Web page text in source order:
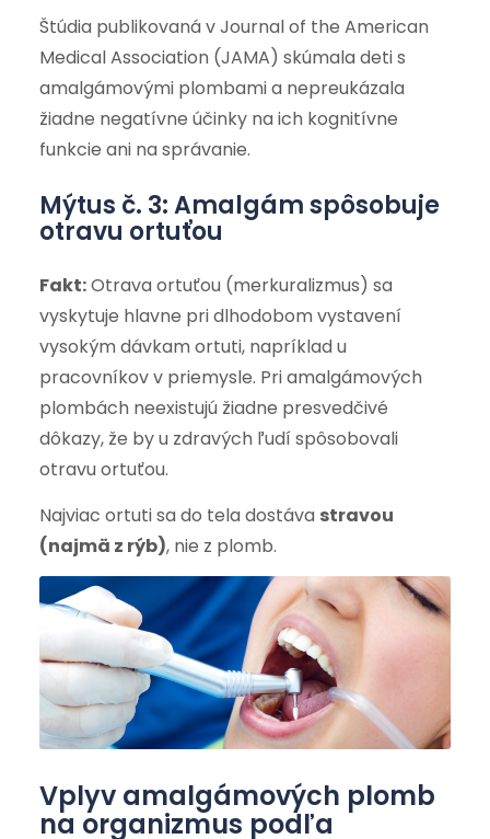
Štúdia publikovaná v Journal of the American
Medical Association (JAMA) skúmala deti s
amalgámovými plombami a nepreukázala
žiadne negatívne účinky na ich kognitívne
funkcie ani na správanie.
Mýtus č. 3: Amalgám spôsobuje
otravu ortuťou
Fakt:Otrava ortuťou (merkuralizmus) sa
vyskytuje hlavne pri dlhodobom vystavení
vysokým dávkam ortuti, napríklad u
pracovníkov v priemysle. Pri amalgámových
plombách neexistujú žiadne presvedčivé
dôkazy, že by u zdravých ľudí spôsobovali
otravu ortuťou.
Najviac ortuti sa do tela dostáva stravou
(najmä z rýb), nie z plomb.
Vplyv amalgámových plomb
na organizmus podľa